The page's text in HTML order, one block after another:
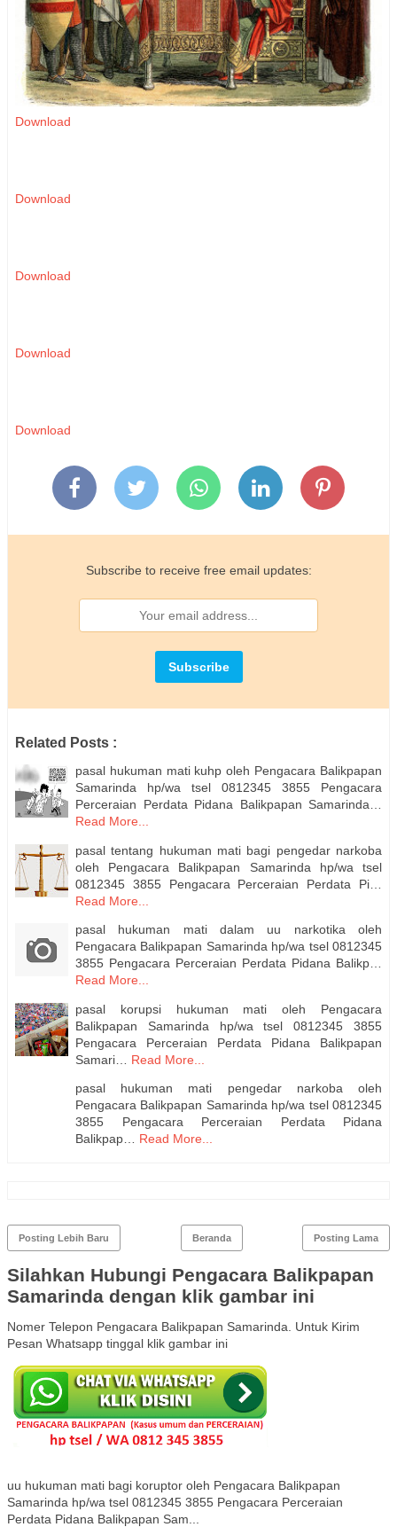
Download
Download
Download
Download
Download
Subscribe to receive free email updates:
Related Posts :
pasal hukuman mati kuhp oleh Pengacara Balikpapan
Samarinda hp/wa tsel 0812345 3855 Pengacara
Perceraian Perdata Pidana Balikpapan Samarinda…
Read More...
pasal tentang hukuman mati bagi pengedar narkoba
oleh Pengacara Balikpapan Samarinda hp/wa tsel
0812345 3855 Pengacara Perceraian Perdata Pi…
Read More...
pasal hukuman mati dalam uu narkotika oleh
Pengacara Balikpapan Samarinda hp/wa tsel 0812345
3855 Pengacara Perceraian Perdata Pidana Balikp…
Read More...
pasal korupsi hukuman mati oleh Pengacara
Balikpapan Samarinda hp/wa tsel 0812345 3855
Pengacara Perceraian Perdata Pidana Balikpapan
Samari…
Read More...
pasal hukuman mati pengedar narkoba oleh
Pengacara Balikpapan Samarinda hp/wa tsel 0812345
3855 Pengacara Perceraian Perdata Pidana
Balikpap… Read More...
Posting Lebih Baru Posting Lama
Beranda
Silahkan Hubungi Pengacara Balikpapan
Samarinda dengan klik gambar ini
Nomer Telepon Pengacara Balikpapan Samarinda. Untuk Kirim
Pesan Whatsapp tinggal klik gambar ini
uu hukuman mati bagi koruptor oleh Pengacara Balikpapan
Samarinda hp/wa tsel 0812345 3855 Pengacara Perceraian
Perdata Pidana Balikpapan Sam...